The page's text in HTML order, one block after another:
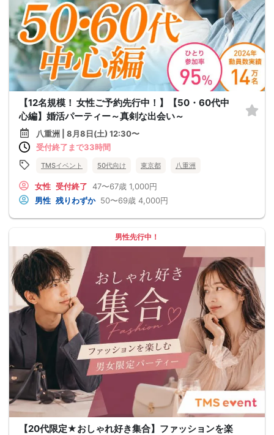
【12名規模！ 女性ご予約先行中！】【50・60代中
心編】婚活パーティー～真剣な出会い～
八重洲 | 8月8日(土) 12:30〜
受付終了まで33時間
TMSイベント 50代向け 東京都 八重洲
女性 受付終了 47〜67歳 1,000円
男性 残りわずか 50〜69歳 4,000円
男性先行中！
【20代限定★おしゃれ好き集合】ファッションを楽